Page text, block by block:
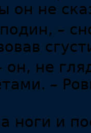
он не
–
он, не
–
ноги и